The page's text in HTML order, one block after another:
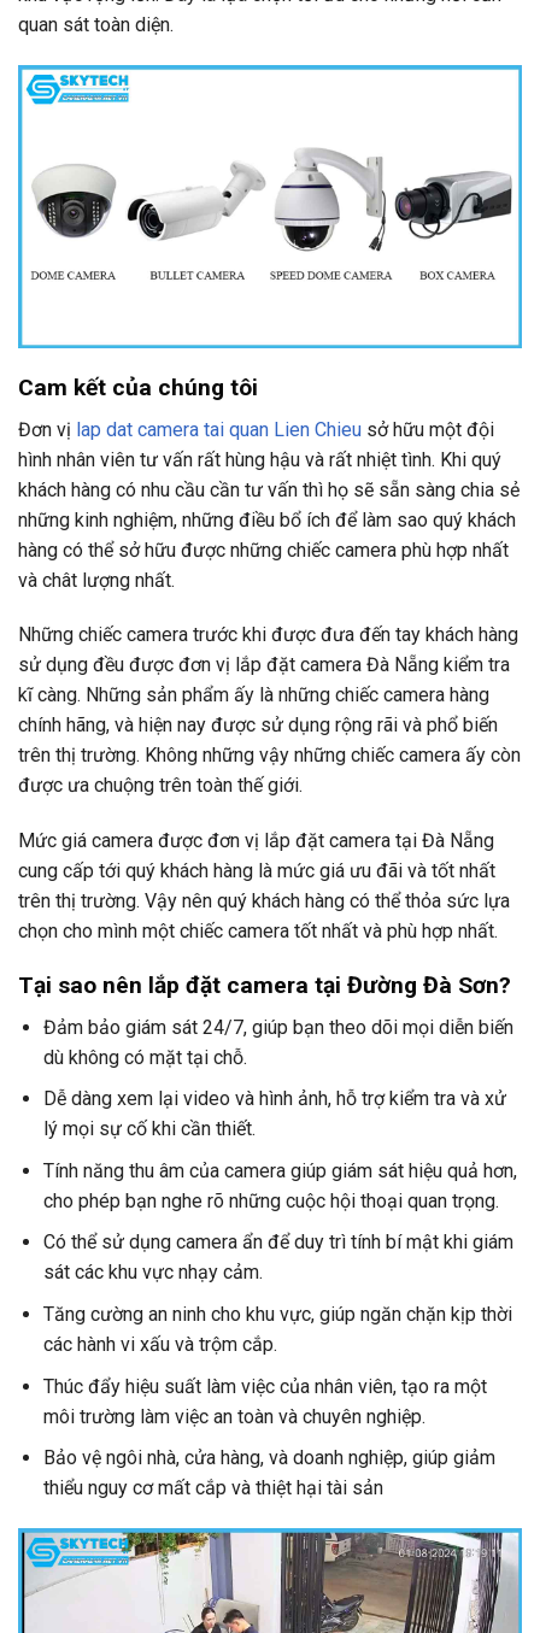
quan sát toàn diện.
Cam kết của chúng tôi
Đơn vị lap dat camera tai quan Lien Chieu sở hữu một đội
hình nhân viên tư vấn rất hùng hậu và rất nhiệt tình. Khi quý
khách hàng có nhu cầu cần tư vấn thì họ sẽ sẵn sàng chia sẻ
những kinh nghiệm, những điều bổ ích để làm sao quý khách
hàng có thể sở hữu được những chiếc camera phù hợp nhất
và chât lượng nhất.
Những chiếc camera trước khi được đưa đến tay khách hàng
sử dụng đều được đơn vị lắp đặt camera Đà Nẵng kiểm tra
kĩ càng. Những sản phẩm ấy là những chiếc camera hàng
chính hãng, và hiện nay được sử dụng rộng rãi và phổ biến
trên thị trường. Không những vậy những chiếc camera ấy còn
được ưa chuộng trên toàn thế giới.
Mức giá camera được đơn vị lắp đặt camera tại Đà Nẵng
cung cấp tới quý khách hàng là mức giá ưu đãi và tốt nhất
trên thị trường. Vậy nên quý khách hàng có thể thỏa sức lựa
chọn cho mình một chiếc camera tốt nhất và phù hợp nhất.
Tại sao nên lắp đặt camera tại Đường Đà Sơn?
Đảm bảo giám sát 24/7, giúp bạn theo dõi mọi diễn biến
dù không có mặt tại chỗ.
Dễ dàng xem lại video và hình ảnh, hỗ trợ kiểm tra và xử
lý mọi sự cố khi cần thiết.
Tính năng thu âm của camera giúp giám sát hiệu quả hơn,
cho phép bạn nghe rõ những cuộc hội thoại quan trọng.
Có thể sử dụng camera ẩn để duy trì tính bí mật khi giám
sát các khu vực nhạy cảm.
Tăng cường an ninh cho khu vực, giúp ngăn chặn kịp thời
các hành vi xấu và trộm cắp.
Thúc đẩy hiệu suất làm việc của nhân viên, tạo ra một
môi trường làm việc an toàn và chuyên nghiệp.
Bảo vệ ngôi nhà, cửa hàng, và doanh nghiệp, giúp giảm
thiểu nguy cơ mất cắp và thiệt hại tài sản